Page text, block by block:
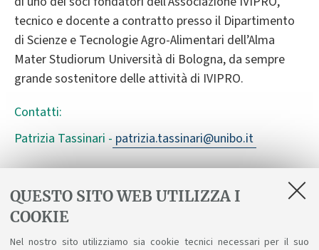
QUESTO SITO WEB UTILIZZA I
COOKIE
Nel nostro sito utilizziamo sia cookie tecnici necessari per il suo
tecnico e docente a contratto presso il Dipartimento
di Scienze e Tecnologie Agro-Alimentari dell’Alma
Mater Studiorum Università di Bologna, da sempre
grande sostenitore delle attività di IVIPRO.
Contatti:
Patrizia Tassinari - patrizia.tassinari@unibo.it
In evidenza
Premio Pollicino 2026